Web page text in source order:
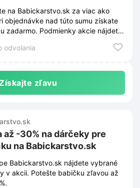
na Babickarstvo.sk za viac ako
objednávke nad túto sumu získate
zadarmo. Podmienky akcie nájdete
odvolania
zľavu
až -30% na dárčeky pre
na Babickarstvo.sk
Babickarstvo.sk nájdete vybrané
v akcii. Potešte babičku zľavou až